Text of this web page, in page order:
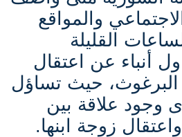
والمواقع
القليلة
أنباء عن اعتقال
البرغوث، حيث تساؤل
وجود علاقة بين
زوجة ابنها.